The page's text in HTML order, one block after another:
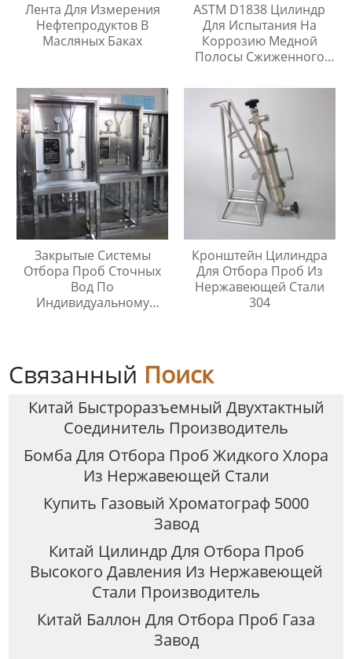
Лента Для Измерения
Нефтепродуктов В
Масляных Баках
ASTM D1838 Цилиндр
Для Испытания На
Коррозию Медной
Полосы Сжиженного
Закрытые Системы
Отбора Проб Сточных
Вод По
Индивидуальному
Кронштейн Цилиндра
Для Отбора Проб Из
Нержавеющей Стали
304
Связанный Поиск
Китай Быстроразъемный Двухтактный
Соединитель Производитель
Бомба Для Отбора Проб Жидкого Хлора
Из Нержавеющей Стали
Купить Газовый Хроматограф 5000
Завод
Китай Цилиндр Для Отбора Проб
Высокого Давления Из Нержавеющей
Стали Производитель
Китай Баллон Для Отбора Проб Газа
Завод